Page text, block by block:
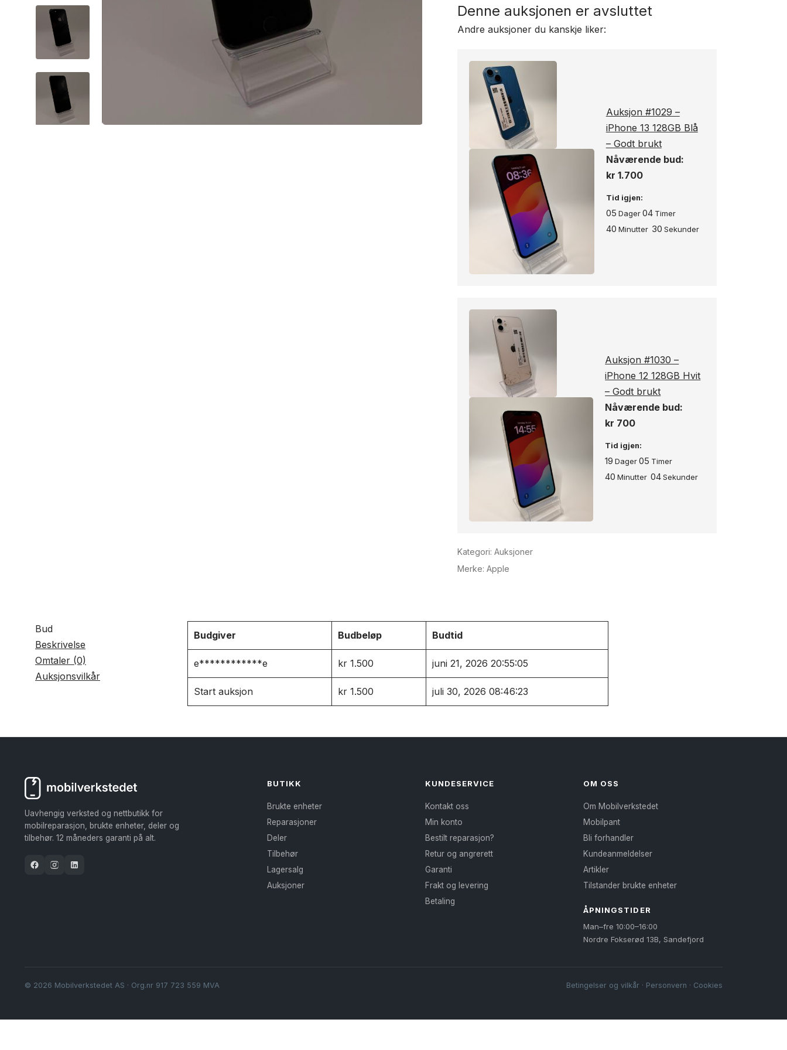
Denne auksjonen er avsluttet
Andre auksjoner du kanskje liker:
Auksjon #1029 –
iPhone 13 128GB Blå
– Godt brukt
Nåværende bud:
kr 1.700
Tid igjen:
05 Dager 04 Timer
40 Minutter 29 Sekunder
Auksjon #1030 –
iPhone 12 128GB Hvit
– Godt brukt
Nåværende bud:
kr 700
Tid igjen:
19 Dager 05 Timer
40 Minutter 03 Sekunder
Kategori: Auksjoner
Merke: Apple
Bud
Beskrivelse
Omtaler (0)
Auksjonsvilkår
Budgiver Budbeløp Budtid
e************e kr 1.500 juni 21, 2026 20:55:05
Start auksjon kr 1.500 juli 30, 2026 08:46:23
Uavhengig verksted og nettbutikk for
mobilreparasjon, brukte enheter, deler og
tilbehør. 12 måneders garanti på alt.
BUTIKK
Brukte enheter
Reparasjoner
Deler
Tilbehør
Lagersalg
Auksjoner
KUNDESERVICE
Kontakt oss
Min konto
Bestilt reparasjon?
Retur og angrerett
Garanti
Frakt og levering
Betaling
OM OSS
Om Mobilverkstedet
Mobilpant
Bli forhandler
Kundeanmeldelser
Artikler
Tilstander brukte enheter
ÅPNINGSTIDER
Man–fre 10:00–16:00
Nordre Fokserød 13B, Sandefjord
© 2026 Mobilverkstedet AS · Org.nr 917 723 559 MVA Betingelser og vilkår · Personvern · Cookies